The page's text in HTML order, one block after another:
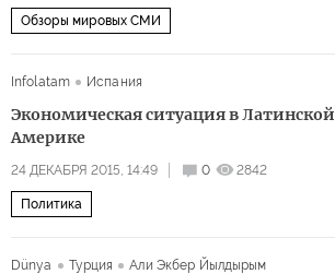
Обзоры мировых СМИ
Infolatam Испания
Экономическая ситуация в Латинской
Америке
24 ДЕКАБРЯ 2015, 14:49 0 2842
Политика
Dünya Турция Али Экбер Йылдырым